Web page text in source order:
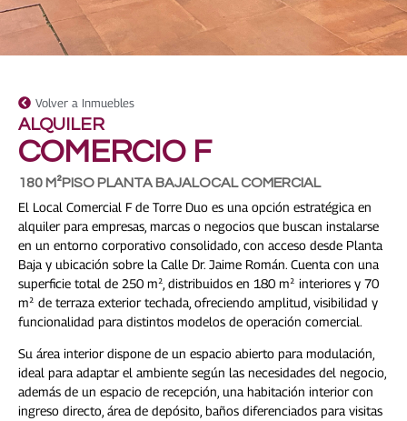
Volver a Inmuebles
ALQUILER
COMERCIO F
180 M²PISO PLANTA BAJALOCAL COMERCIAL
El Local Comercial F de Torre Duo es una opción estratégica en
alquiler para empresas, marcas o negocios que buscan instalarse
en un entorno corporativo consolidado, con acceso desde Planta
Baja y ubicación sobre la Calle Dr. Jaime Román. Cuenta con una
superficie total de 250 m², distribuidos en 180 m² interiores y 70
m² de terraza exterior techada, ofreciendo amplitud, visibilidad y
funcionalidad para distintos modelos de operación comercial.
Su área interior dispone de un espacio abierto para modulación,
ideal para adaptar el ambiente según las necesidades del negocio,
además de un espacio de recepción, una habitación interior con
ingreso directo, área de depósito, baños diferenciados para visitas